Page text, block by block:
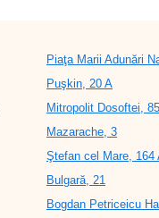
Piaţa Marii Adunări
Puşkin, 20 A
Mitropolit Dosoftei, 85
Mazarache, 3
Ştefan cel Mare, 164
Bulgară, 21
Bogdan Petriceicu